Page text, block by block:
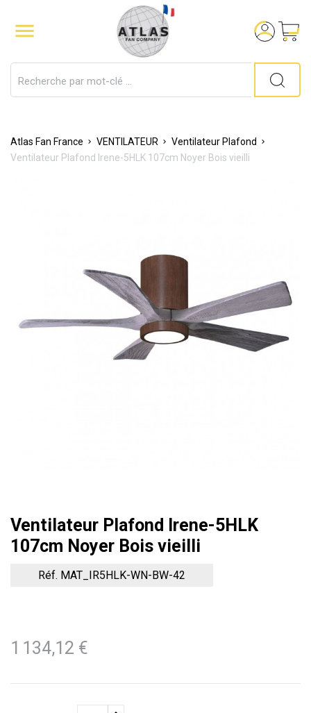

Atlas Fan France VENTILATEUR
Ventilateur Plafond
Ventilateur Plafond Irene-5HLK 107cm Noyer Bois vieilli
Ventilateur Plafond Irene-5HLK
107cm Noyer Bois vieilli
Réf. MAT_IR5HLK-WN-BW-42
1 134,12 €